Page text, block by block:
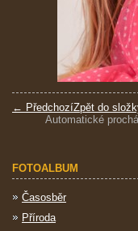
← PředchozíZpět do
Automatické
FOTOALBUM
Časosběr
Příroda